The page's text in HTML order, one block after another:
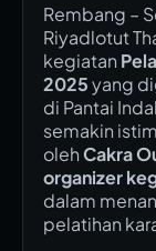
Rembang –
Riyadlotut
kegiatan
2025yang
di Pantai
semakin
olehCakra
organizer
dalam
pelatihan